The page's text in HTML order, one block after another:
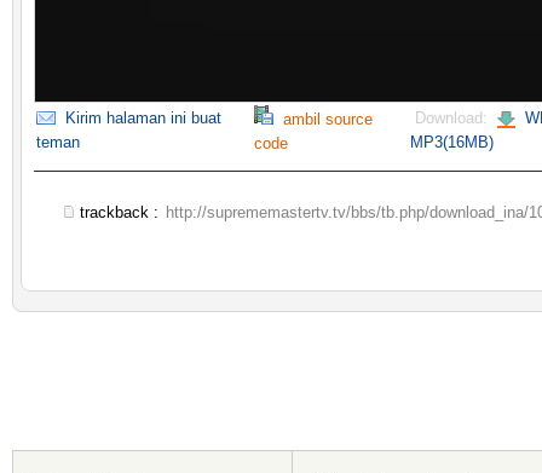
Kirim halaman ini buat
teman
ambil source
code
Download:
MP3(16MB)
trackback : http://suprememastertv.tv/bbs/tb.php/download_ina/